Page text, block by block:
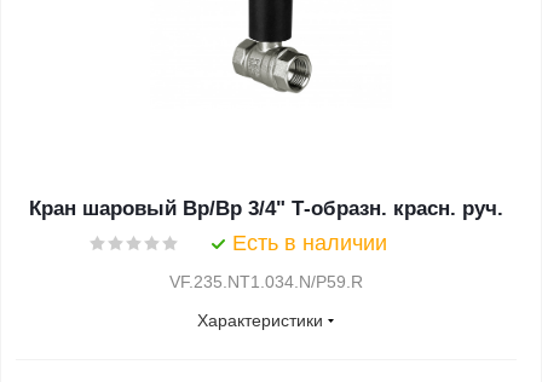
Кран шаровый Вр/Вр 3/4" Т-образн. красн. руч.
Есть в наличии
VF.235.NT1.034.N/P59.R
Характеристики